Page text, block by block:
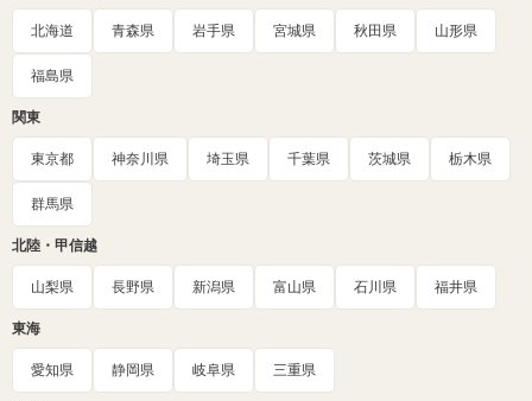
北海道 青森県 岩手県 宮城県 秋田県 山形県
福島県
関東
東京都 神奈川県 埼玉県 千葉県 茨城県 栃木県
群馬県
北陸・甲信越
山梨県 長野県 新潟県 富山県 石川県 福井県
東海
愛知県 静岡県 岐阜県 三重県